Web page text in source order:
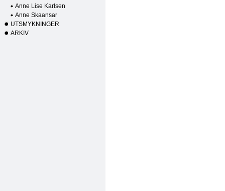
Anne Lise Karlsen
Anne Skaansar
UTSMYKNINGER
ARKIV